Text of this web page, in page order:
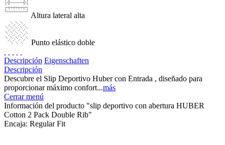
Altura lateral alta
Punto elástico doble
Descripción Eigenschaften
Descripción
Descubre el Slip Deportivo Huber con Entrada , diseñado para
proporcionar máximo confort...más
Cerrar menú
Información del producto "slip deportivo con abertura HUBER
Cotton 2 Pack Double Rib"
Encaja: Regular Fit